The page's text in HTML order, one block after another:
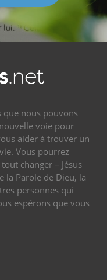
que nous pouvons
voie pour
aider à trouver un
Vous pourrez
changer – Jésus
la Parole de Dieu, la
personnes qui
espérons que vous